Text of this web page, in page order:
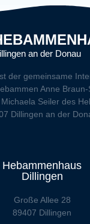
an der Donau
der gemeinsame
Anne
Seiler des
Dillingen an der
Hebammenhaus
Dillingen
Große Allee 28
89407 Dillingen